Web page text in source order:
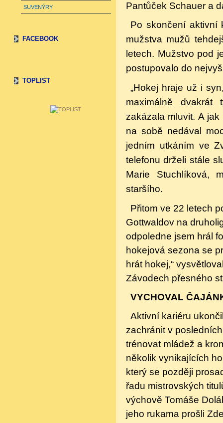
SUVENÝRY
FACEBOOK
TOPLIST
Pantůček Schauer a
Po skončení aktivní
mužstva mužů
letech. Mužstvo pod
postupovalo do
„Hokej hraje už i
maximálně
zakázala mluvit. A
na sobě nedával
jedním utkáním ve
telefonu drželi stále
Marie Stuchlíková,
staršího.
Přitom ve 22 letech
Gottwaldov na
odpoledne jsem hrál
hokejová sezona se
hrát hokej,“
Závodech přesného
VYCHOVAL
Aktivní kariéru
zachránit v
trénovat mládež a
několik vynikajících
který se později
řadu mistrovských
výchově Tomáše
jeho rukama prošli